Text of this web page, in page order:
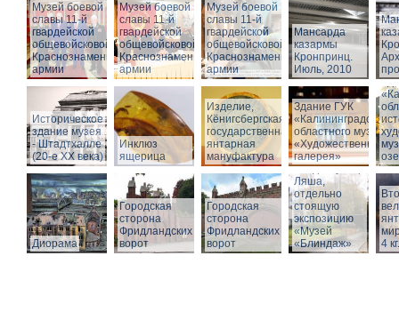
Музей боевой
славы 11-й
гвардейской
общевойсковой
Краснознаменной
армии
Музей боевой
славы 11-й
гвардейской
общевойсковой
Краснознаменной
армии
Музей боевой
славы 11-й
гвардейской
общевойсковой
Краснознаменной
армии
Мансарда
казармы
Кронпринц.
Июль, 2010
Историческое
здание музея
- Штадтхалле
(20-е XX века)
Инклюз
ящерица
Изделие,
Кёнигсбергская
государственная
янтарная
мануфактура
Здание ГУК
«Калининградского
областного музея
«Художественная
галерея»
Диорама
Городская
сторона
Фридландских
ворот
Городская
сторона
Фридландских
ворот
Вход в бункер
Ляша,
отдельно
стоящую
экспозицию
«Музей
«Блиндаж»
4